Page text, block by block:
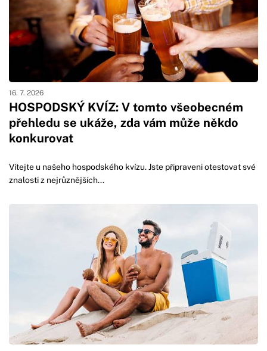
HOSPODSKÝ KVÍZ: V tomto všeobecném
přehledu se ukáže, zda vám může někdo
konkurovat
16. 7. 2026
Vítejte u našeho hospodského kvízu. Jste připraveni otestovat své
znalosti z nejrůznějších...